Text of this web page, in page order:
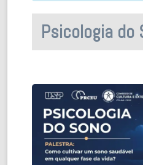
Psicologia